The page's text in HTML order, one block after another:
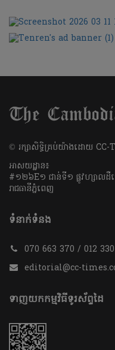
​© រក្សា​សិទ្ធិ​គ្រប់​យ៉ាង​ដោយ​ CC-
អាសយដ្ឋាន៖
#១២៦E១ ជាន់ទី១ ផ្លូវហ្សាល
រាជធានីភ្នំពេញ
ទំនាក់ទំនង
070 663 370 / 012
editorial@cc-
ទាញយកកម្មវិធីទូរស័ព្ទដៃ